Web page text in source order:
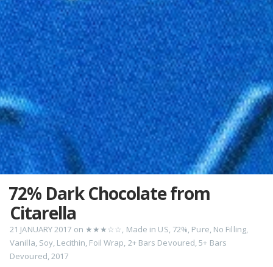
72% Dark Chocolate from
Citarella
21 JANUARY 2017 on ★★★☆☆, Made in US, 72%, Pure, No Filling,
Vanilla, Soy, Lecithin, Foil Wrap, 2+ Bars Devoured,5+ Bars
Devoured,2017